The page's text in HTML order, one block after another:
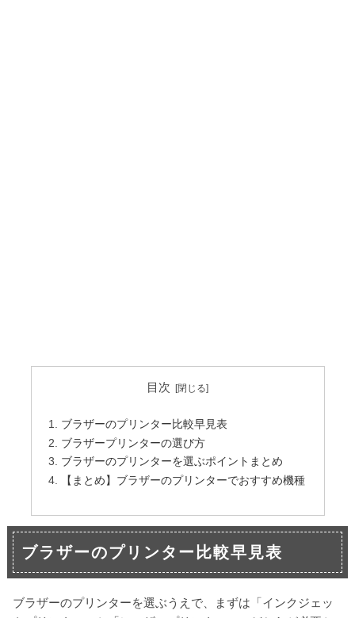
目次
ブラザーのプリンター比較早見表
ブラザープリンターの選び方
ブラザーのプリンターを選ぶポイントまとめ
【まとめ】ブラザーのプリンターでおすすめ機種
ブラザーのプリンター比較早見表
ブラザーのプリンターを選ぶうえで、まずは「インクジェッ